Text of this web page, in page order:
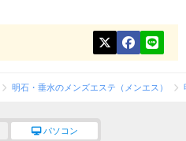
明石・垂水のメンズエステ（メンエス）
パソコン